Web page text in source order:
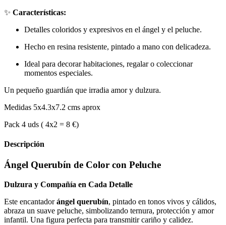
✨ Características:
Detalles coloridos y expresivos en el ángel y el peluche.
Hecho en resina resistente, pintado a mano con delicadeza.
Ideal para decorar habitaciones, regalar o coleccionar
momentos especiales.
Un pequeño guardián que irradia amor y dulzura.
Medidas 5x4.3x7.2 cms aprox
Pack 4 uds ( 4x2 = 8 €)
Descripción
Ángel Querubín de Color con Peluche
Dulzura y Compañía en Cada Detalle
Este encantadorángel querubín, pintado en tonos vivos y cálidos,
abraza un suave peluche, simbolizando ternura, protección y amor
infantil. Una figura perfecta para transmitir cariño y calidez.